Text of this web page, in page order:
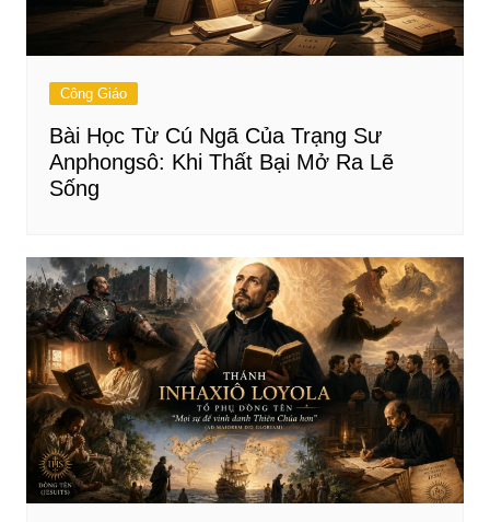
Công Giáo
Bài Học Từ Cú Ngã Của Trạng Sư
Anphongsô: Khi Thất Bại Mở Ra Lẽ
Sống